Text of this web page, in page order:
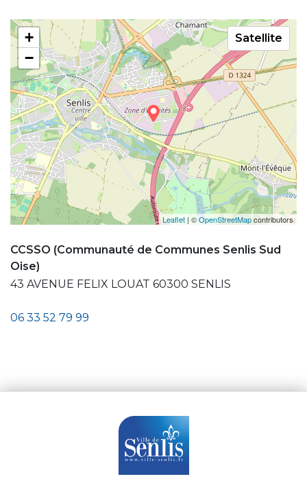
+
−
Leaflet | ©OpenStreetMapcontributors
Satellite
CCSSO (Communauté de Communes Senlis Sud
Oise)
43 AVENUE FELIX LOUAT 60300 SENLIS
06 33 52 79 99